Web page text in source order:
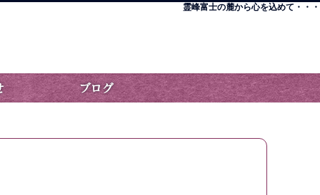
霊峰富士の麓から心を込めて・・・